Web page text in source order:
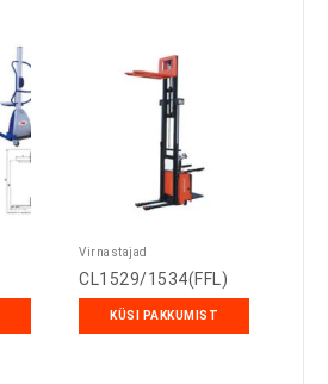
Virnastajad
CL1529/1534(FFL)
KÜSI PAKKUMIST